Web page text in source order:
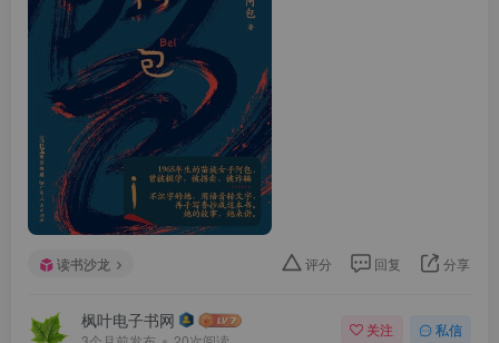
读书沙龙 评分 回复 分享
枫叶电子书网 关注 私信